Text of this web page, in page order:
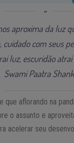
aproxima da luz
cuidado com seus
luz, escuridão atrai
Swami Paatra
que aflorando na
o assunto e
acelerar seu